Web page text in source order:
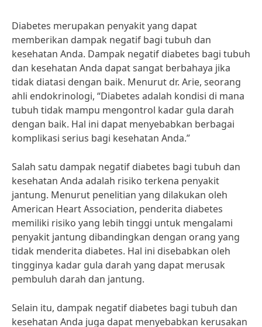
Diabetes merupakan penyakit yang dapat
memberikan dampak negatif bagi tubuh dan
kesehatan Anda. Dampak negatif diabetes bagi tubuh
dan kesehatan Anda dapat sangat berbahaya jika
tidak diatasi dengan baik. Menurut dr. Arie, seorang
ahli endokrinologi, “Diabetes adalah kondisi di mana
tubuh tidak mampu mengontrol kadar gula darah
dengan baik. Hal ini dapat menyebabkan berbagai
komplikasi serius bagi kesehatan Anda.”
Salah satu dampak negatif diabetes bagi tubuh dan
kesehatan Anda adalah risiko terkena penyakit
jantung. Menurut penelitian yang dilakukan oleh
American Heart Association, penderita diabetes
memiliki risiko yang lebih tinggi untuk mengalami
penyakit jantung dibandingkan dengan orang yang
tidak menderita diabetes. Hal ini disebabkan oleh
tingginya kadar gula darah yang dapat merusak
pembuluh darah dan jantung.
Selain itu, dampak negatif diabetes bagi tubuh dan
kesehatan Anda juga dapat menyebabkan kerusakan